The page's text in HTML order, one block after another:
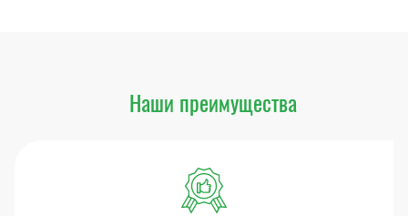
Наши преимущества